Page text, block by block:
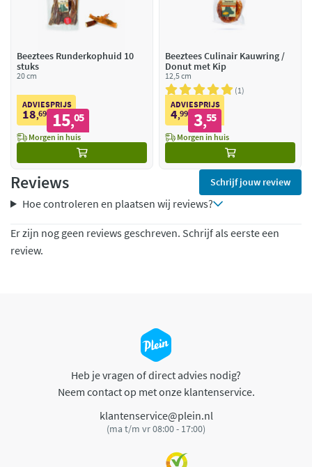
Beeztees Runderkophuid 10
stuks
20 cm
ADVIESPRIJS
18,69 15,05
Morgen in huis
Beeztees Culinair Kauwring /
Donut met Kip
12,5 cm
1
ADVIESPRIJS
4,99 3,55
Morgen in huis
Reviews Schrijf jouw review
Hoe controleren en plaatsen wij reviews?
Er zijn nog geen reviews geschreven. Schrijf als eerste een
review.
Heb je vragen of direct advies nodig?
Neem contact op met onze klantenservice.
klantenservice@plein.nl
(ma t/m vr 08:00 - 17:00)